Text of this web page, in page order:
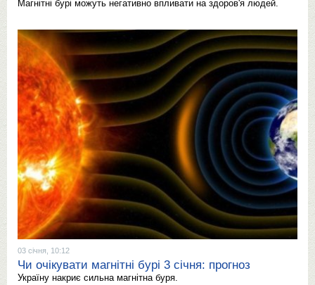
Магнітні бурі можуть негативно впливати на здоров'я людей.
03 січня, 10:12
Чи очікувати магнітні бурі 3 січня: прогноз
Україну накриє сильна магнітна буря.